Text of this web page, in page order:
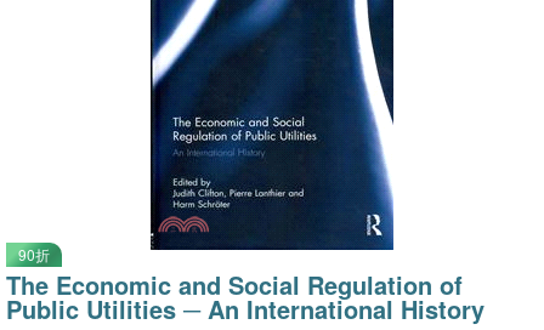
90折
The Economic and Social Regulation of
Public Utilities ─ An International History